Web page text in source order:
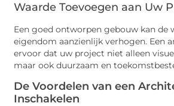
Waarde Toevoegen aan Uw
Een goed ontworpen gebouw kan de
eigendom aanzienlijk verhogen. Een
ervoor dat uw project niet alleen
maar ook duurzaam en
De Voordelen van een
Inschakelen